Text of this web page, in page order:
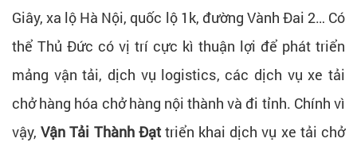
Giây, xa lộ Hà Nội, quốc lộ 1k, đường Vành Đai 2… Có
thể Thủ Đức có vị trí cực kì thuận lợi để phát triển
mảng vận tải, dịch vụ logistics, các dịch vụ xe tải
chở hàng hóa chở hàng nội thành và đi tỉnh. Chính vì
vậy,Vận Tải Thành Đạttriển khai dịch vụ xe tải chở